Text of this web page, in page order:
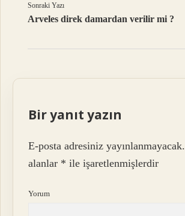
Sonraki Yazı
Arveles direk damardan verilir mi ?
Bir yanıt yazın
E-posta adresiniz yayınlanmayacak.
alanlar * ile işaretlenmişlerdir
Yorum